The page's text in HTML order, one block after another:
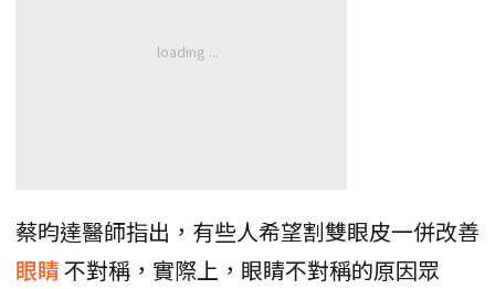
蔡昀達醫師指出，有些人希望割雙眼皮一併改善
眼睛不對稱，實際上，眼睛不對稱的原因眾